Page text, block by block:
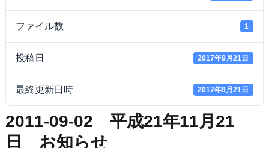
ファイル数 1
投稿日 2017年9月21日
最終更新日時 2017年9月21日
2011-09-02 平成21年11月21
日 お知らせ